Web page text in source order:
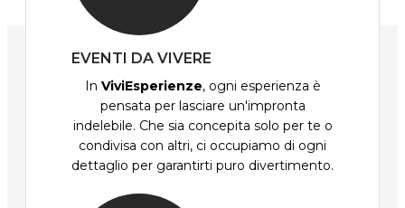
EVENTI DA VIVERE
In ViviEsperienze, ogni esperienza è
pensata per lasciare un'impronta
indelebile. Che sia concepita solo per te o
condivisa con altri, ci occupiamo di ogni
dettaglio per garantirti puro divertimento.